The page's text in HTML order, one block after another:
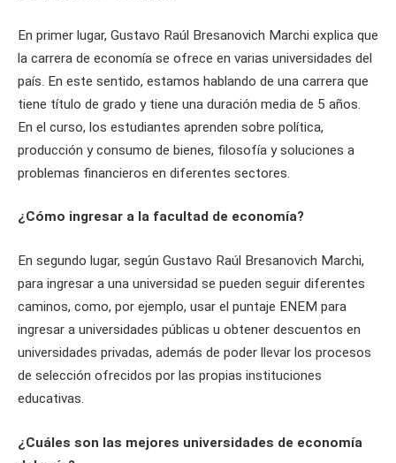
En primer lugar, Gustavo Raúl Bresanovich Marchi explica que
la carrera de economía se ofrece en varias universidades del
país. En este sentido, estamos hablando de una carrera que
tiene título de grado y tiene una duración media de 5 años.
En el curso, los estudiantes aprenden sobre política,
producción y consumo de bienes, filosofía y soluciones a
problemas financieros en diferentes sectores.
¿Cómo ingresar a la facultad de economía?
En segundo lugar, según Gustavo Raúl Bresanovich Marchi,
para ingresar a una universidad se pueden seguir diferentes
caminos, como, por ejemplo, usar el puntaje ENEM para
ingresar a universidades públicas u obtener descuentos en
universidades privadas, además de poder llevar los procesos
de selección ofrecidos por las propias instituciones
educativas.
¿Cuáles son las mejores universidades de economía